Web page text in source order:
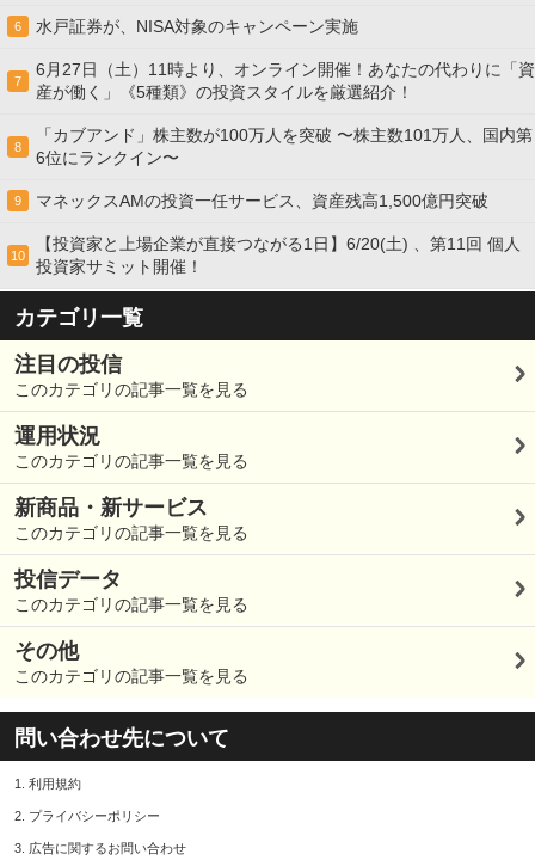
6 水戸証券が、NISA対象のキャンペーン実施
7
6月27日（土）11時より、オンライン開催！あなたの代わりに「資
産が働く」《5種類》の投資スタイルを厳選紹介！
8
「カブアンド」株主数が100万人を突破 〜株主数101万人、国内第
6位にランクイン〜
9 マネックスAMの投資一任サービス、資産残高1,500億円突破
10
【投資家と上場企業が直接つながる1日】6/20(土) 、第11回 個人
投資家サミット開催！
カテゴリ一覧
注目の投信
このカテゴリの記事一覧を見る
運用状況
このカテゴリの記事一覧を見る
新商品・新サービス
このカテゴリの記事一覧を見る
投信データ
このカテゴリの記事一覧を見る
その他
このカテゴリの記事一覧を見る
問い合わせ先について
1. 利用規約
2. プライバシーポリシー
3. 広告に関するお問い合わせ